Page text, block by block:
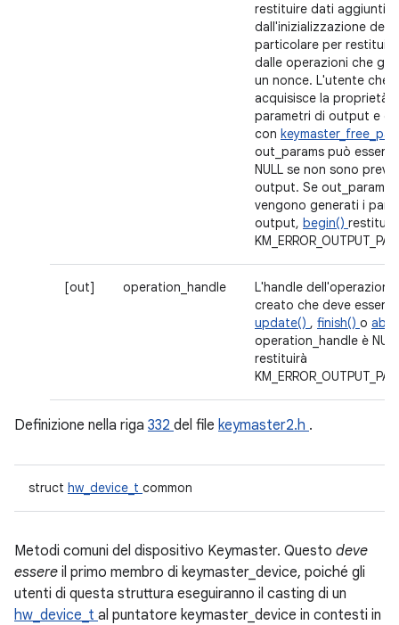
restituire dati aggiuntivi
dall'inizializzazione
particolare per
dalle operazioni che
un nonce. L'utente che
acquisisce la proprietà
parametri di output e
con
out_params può essere
NULL se non sono
output. Se out_params
vengono generati i
output, begin()
[out] operation_handle
L'handle
creato che deve essere
update() , finish() o
operation_handle è
restituirà
Definizione nella riga 332 del file keymaster2.h .
struct hw_device_t common
Metodi comuni del dispositivo Keymaster. Questo deve
essere il primo membro di keymaster_device, poiché gli
utenti di questa struttura eseguiranno il casting di un
hw_device_t al puntatore keymaster_device in contesti in